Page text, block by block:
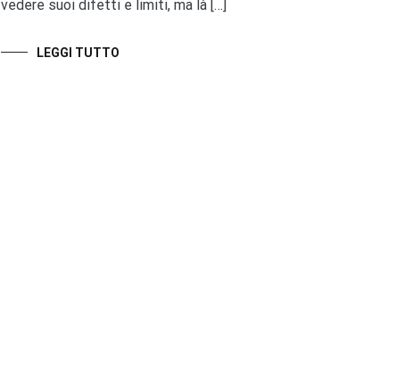
vedere suoi difetti e limiti, ma là […]
LEGGI TUTTO